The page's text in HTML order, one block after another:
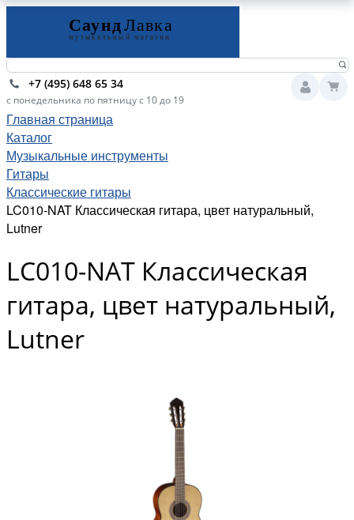
+7 (495) 648 65 34
с понедельника по пятницу с 10 до 19
Главная страница
Каталог
Музыкальные инструменты
Гитары
Классические гитары
LC010-NAT Классическая гитара, цвет натуральный,
Lutner
LC010-NAT Классическая
гитара, цвет натуральный,
Lutner